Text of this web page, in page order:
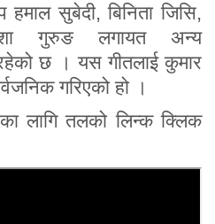
हमाल सुबेदी, बिनिता जिसि,
गुरुङ लगायत अन्य
छ । यस गीतलाई कुमार
गरिएको हो ।
लागि तलको लिन्क क्लिक